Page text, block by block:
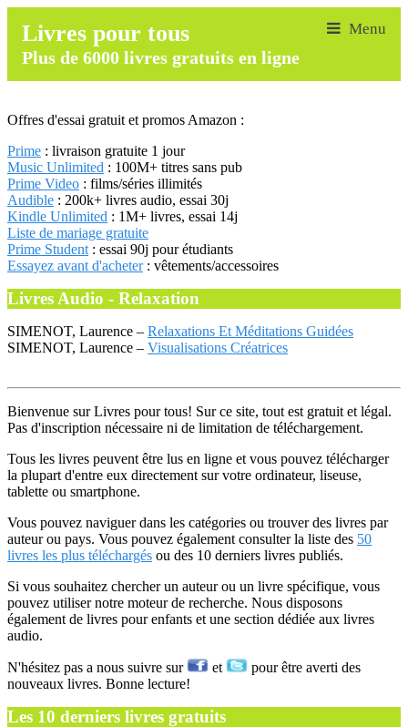
Livres pour tous
Plus de 6000 livres gratuits en ligne
Offres d'essai gratuit et promos Amazon :
Prime : livraison gratuite 1 jour
Music Unlimited : 100M+ titres sans pub
Prime Video : films/séries illimités
Audible : 200k+ livres audio, essai 30j
Kindle Unlimited : 1M+ livres, essai 14j
Liste de mariage gratuite
Prime Student : essai 90j pour étudiants
Essayez avant d'acheter: vêtements/accessoires
Livres Audio - Relaxation
SIMENOT, Laurence – Relaxations Et Méditations Guidées
SIMENOT, Laurence – Visualisations Créatrices
Bienvenue sur Livres pour tous! Sur ce site, tout est gratuit et légal.
Pas d'inscription nécessaire ni de limitation de téléchargement.
Tous les livres peuvent être lus en ligne et vous pouvez télécharger
la plupart d'entre eux directement sur votre ordinateur, liseuse,
tablette ou smartphone.
Vous pouvez naviguer dans les catégories ou trouver des livres par
auteur ou pays. Vous pouvez également consulter la liste des 50
livres les plus téléchargés ou des 10 derniers livres publiés.
Si vous souhaitez chercher un auteur ou un livre spécifique, vous
pouvez utiliser notre moteur de recherche. Nous disposons
également de livres pour enfants et une section dédiée aux livres
audio.
N'hésitez pas a nous suivre sur et
pour être averti des
nouveaux livres. Bonne lecture!
Les 10 derniers livres gratuits